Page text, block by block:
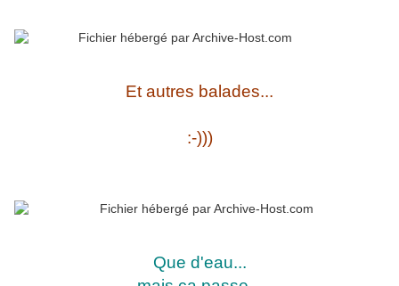
Et autres balades...
:-)))
Que d'eau...